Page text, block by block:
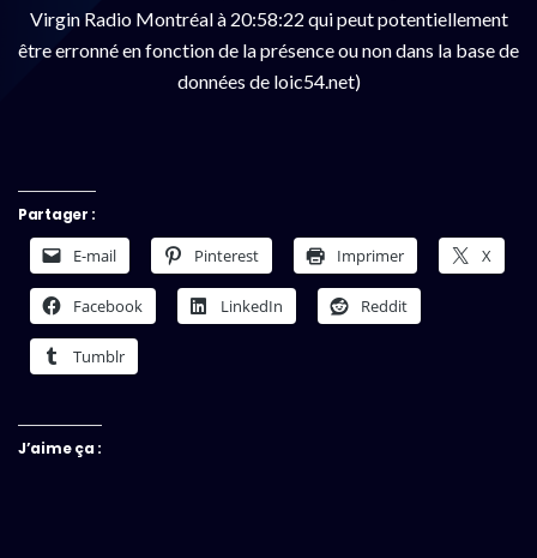
Virgin Radio Montréal à 20:58:22 qui peut potentiellement
être erronné en fonction de la présence ou non dans la base de
données de loic54.net)
Partager :
E-mail Pinterest Imprimer X
Facebook LinkedIn Reddit
Tumblr
J’aime ça :